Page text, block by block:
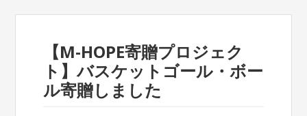
【M-HOPE寄贈プロジェク
ト】バスケットゴール・ボー
ル寄贈しました